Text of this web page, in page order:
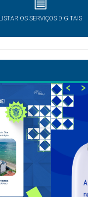
LISTAR OS SERVIÇOS DIGITAIS